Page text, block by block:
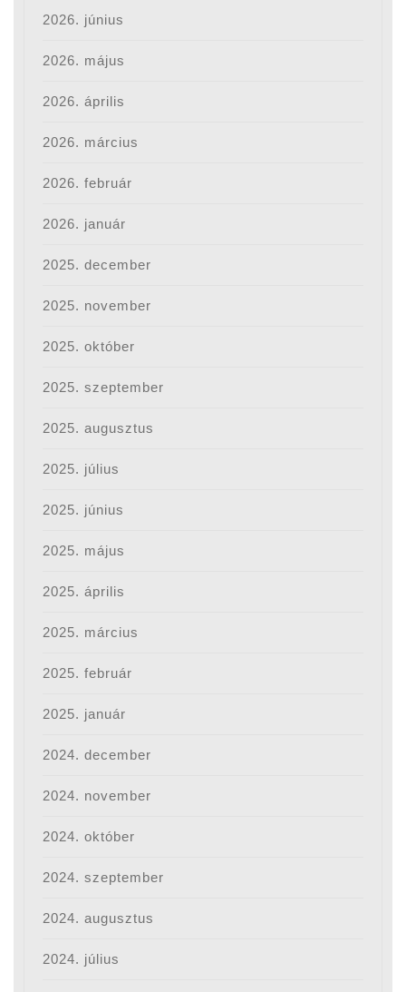
2026. június
2026. május
2026. április
2026. március
2026. február
2026. január
2025. december
2025. november
2025. október
2025. szeptember
2025. augusztus
2025. július
2025. június
2025. május
2025. április
2025. március
2025. február
2025. január
2024. december
2024. november
2024. október
2024. szeptember
2024. augusztus
2024. július